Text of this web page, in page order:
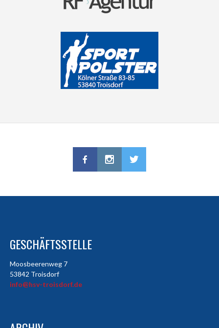
GESCHÄFTSSTELLE
Moosbeerenweg 7
53842 Troisdorf
info@hsv-troisdorf.de